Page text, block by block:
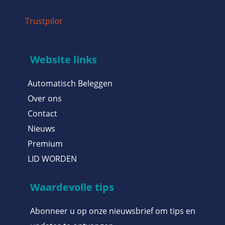
Trustpilot
Website links
Automatisch Beleggen
Over ons
Contact
Nieuws
Premium
LID WORDEN
Waardevolle tips
Abonneer u op onze nieuwsbrief om tips en